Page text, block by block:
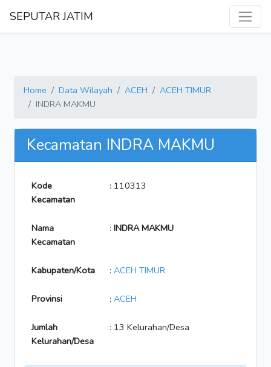
SEPUTAR JATIM
Home Data Wilayah ACEH
ACEH TIMUR
INDRA MAKMU
Kecamatan INDRA MAKMU
Kode
Kecamatan
: 110313
Nama
Kecamatan
: INDRA MAKMU
Kabupaten/Kota : ACEH TIMUR
Provinsi : ACEH
Jumlah
Kelurahan/Desa
: 13 Kelurahan/Desa